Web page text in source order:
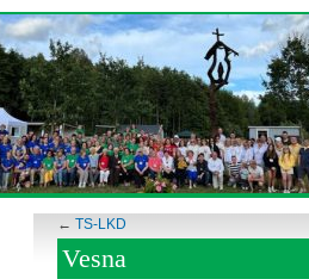
← TS-LKD
Vesna